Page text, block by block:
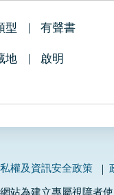
型 有聲書
地 啟明
權及資訊安全政策
站為建立專屬視障者